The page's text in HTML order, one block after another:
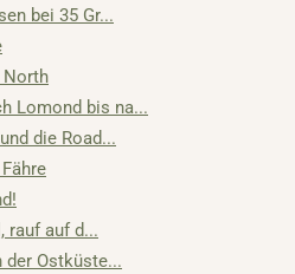
bei 35 Gr...
North
Lomond bis na...
die Road...
rauf auf d...
der Ostküste...